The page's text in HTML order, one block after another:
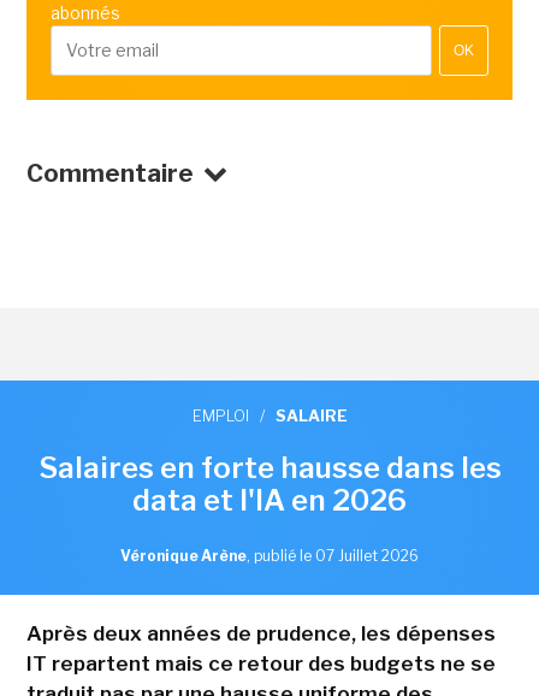
abonnés
OK
Commentaire
EMPLOI / SALAIRE
Salaires en forte hausse dans les
data et l'IA en 2026
Véronique Arène, publié le 07 Juillet 2026
Après deux années de prudence, les dépenses
IT repartent mais ce retour des budgets ne se